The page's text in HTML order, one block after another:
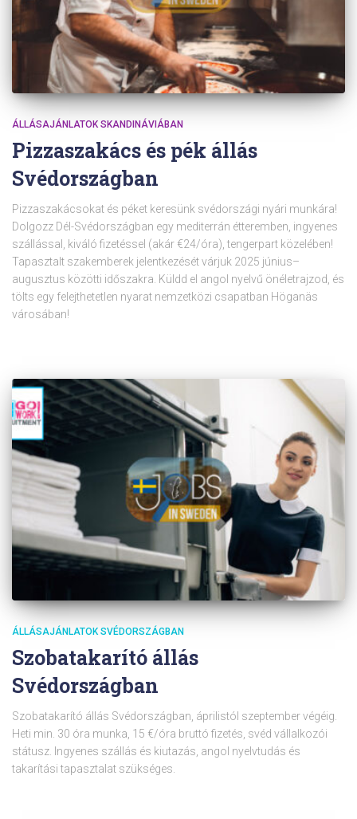
ÁLLÁSAJÁNLATOK SKANDINÁVIÁBAN
Pizzaszakács és pék állás
Svédországban
Pizzaszakácsokat és péket keresünk svédországi nyári munkára!
Dolgozz Dél-Svédországban egy mediterrán étteremben, ingyenes
szállással, kiváló fizetéssel (akár €24/óra), tengerpart közelében!
Tapasztalt szakemberek jelentkezését várjuk 2025 június–
augusztus közötti időszakra. Küldd el angol nyelvű önéletrajzod, és
tölts egy felejthetetlen nyarat nemzetközi csapatban Höganäs
városában!
ÁLLÁSAJÁNLATOK SVÉDORSZÁGBAN
Szobatakarító állás
Svédországban
Szobatakarító állás Svédországban, áprilistól szeptember végéig.
Heti min. 30 óra munka, 15 €/óra bruttó fizetés, svéd vállalkozói
státusz. Ingyenes szállás és kiutazás, angol nyelvtudás és
takarítási tapasztalat szükséges.